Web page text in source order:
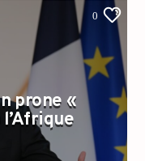
0
prone «